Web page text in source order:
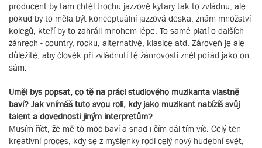
producent by tam chtěl trochu jazzové kytary tak to zvládnu, ale
pokud by to měla být konceptuální jazzová deska, znám množství
kolegů, kteří by to zahráli mnohem lépe. To samé platí o dalších
žánrech - country, rocku, alternativě, klasice atd. Zároveň je ale
důležité, aby člověk při zvládnutí té žánrovosti zněl pořád jako on
sám.
Uměl bys popsat, co tě na práci studiového muzikanta vlastně
baví? Jak vnímáš tuto svou roli, kdy jako muzikant nabízíš svůj
talent a dovednosti jiným interpretům?
Musím říct, že mě to moc baví a snad i čím dál tím víc. Celý ten
kreativní proces, kdy se z myšlenky rodí celý nový hudební svět,